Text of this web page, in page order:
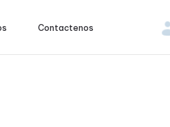
Contactenos